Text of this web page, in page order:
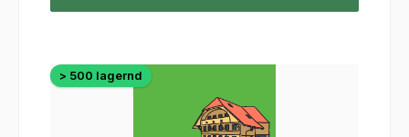
> 500 lagernd